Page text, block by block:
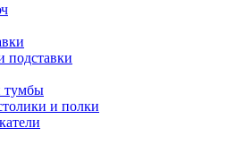
подставки
тумбы
и полки